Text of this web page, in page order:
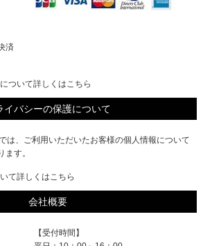
済
ついて詳しくはこちら
イバシーの保護について
は、ご利用いただいたお客様の個人情報について
す。
て詳しくはこちら
会社概要
【受付時間】